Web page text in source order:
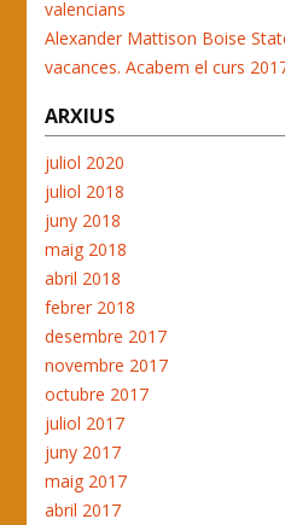
valencians
Alexander Mattison Boise
vacances. Acabem el curs
ARXIUS
juliol 2020
juliol 2018
juny 2018
maig 2018
abril 2018
febrer 2018
desembre 2017
novembre 2017
octubre 2017
juliol 2017
juny 2017
maig 2017
abril 2017